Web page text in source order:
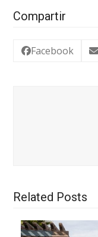
Compartir
Facebook
Related Posts